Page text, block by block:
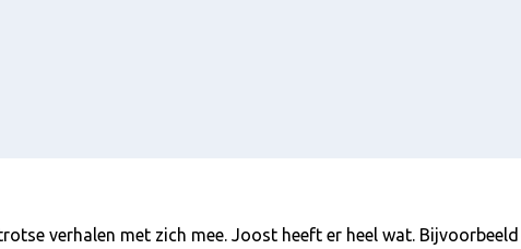
verhalen met zich mee. Joost heeft er heel wat.